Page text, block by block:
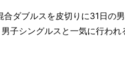
ダブルスを皮切りに31日の
子シングルスと一気に行われ